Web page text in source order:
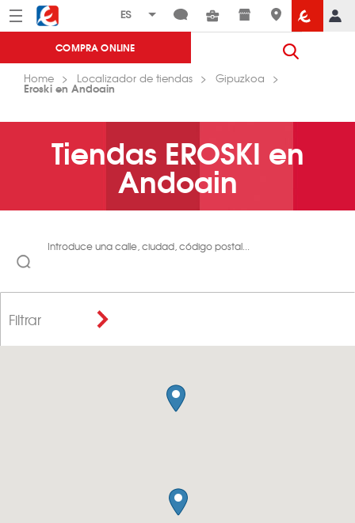
Menú Eroski
COMPRA ONLINE
Home Localizador de tiendas Gipuzkoa
Eroski en Andoain
Tiendas EROSKI en
Andoain
Introduce una calle, ciudad, código postal...